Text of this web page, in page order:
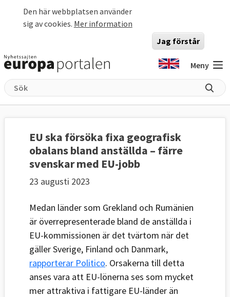
Den här webbplatsen använder
sig av cookies. Mer information
Jag förstår
Meny
EU ska försöka fixa geografisk
obalans bland anställda – färre
svenskar med EU-jobb
23 augusti 2023
Medan länder som Grekland och Rumänien
är överrepresenterade bland de anställda i
EU-kommissionen är det tvärtom när det
gäller Sverige, Finland och Danmark,
rapporterar Politico. Orsakerna till detta
anses vara att EU-lönerna ses som mycket
mer attraktiva i fattigare EU-länder än